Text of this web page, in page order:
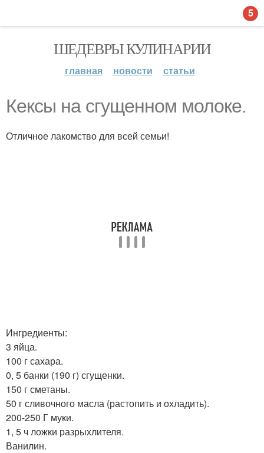
ШЕДЕВРЫ КУЛИНАРИИ
главная новости статьи
Кексы на сгущенном молоке.
Отличное лакомство для всей семьи!
Ингредиенты:
3 яйца.
100 г сахара.
0, 5 банки (190 г) сгущенки.
150 г сметаны.
50 г сливочного масла (растопить и охладить).
200-250 Г муки.
1, 5 ч ложки разрыхлителя.
Ванилин.
5